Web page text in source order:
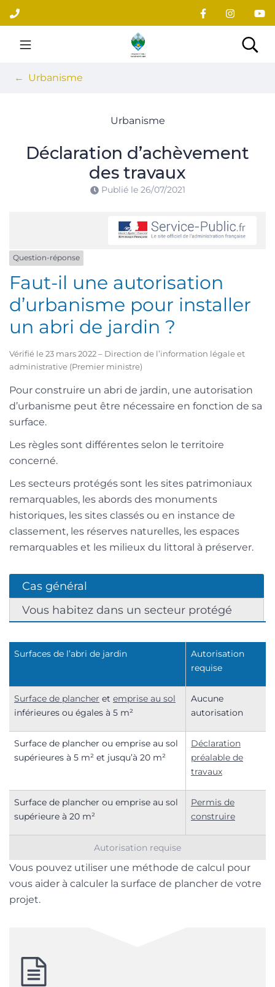
Aller
au
contenu
Site officiel du village
Urbanisme
Urbanisme
Déclaration d’achèvement
des travaux
Publié le 26/07/2021
Question-réponse
Faut-il une autorisation
d’urbanisme pour installer
un abri de jardin ?
Vérifié le 23 mars 2022 – Direction de l’information légale et
administrative (Premier ministre)
Pour construire un abri de jardin, une autorisation
d’urbanisme peut être nécessaire en fonction de sa
surface.
Les règles sont différentes selon le territoire
concerné.
Les secteurs protégés sont les sites patrimoniaux
remarquables, les abords des monuments
historiques, les sites classés ou en instance de
classement, les réserves naturelles, les espaces
remarquables et les milieux du littoral à préserver.
Cas général
Vous habitez dans un secteur protégé
Autorisation requise
Surfaces de l’abri de jardin
Autorisation
requise
Surface de plancher et emprise au sol
inférieures ou égales à 5 m²
Aucune
autorisation
Surface de plancher ou emprise au sol
supérieures à 5 m² et jusqu’à 20 m²
Déclaration
préalable de
travaux
Surface de plancher ou emprise au sol
supérieure à 20 m²
Permis de
construire
Vous pouvez utiliser une méthode de calcul pour
vous aider à calculer la surface de plancher de votre
projet.